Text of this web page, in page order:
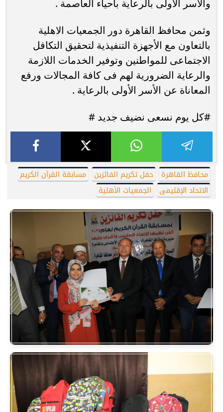
والأسر الأولى بالرعاية بأحياء العاصمة .
وثمن محافظ القاهرة دور الجمعيات الاهلية
بالتعاون مع الأجهزة التنفيذية لتحقيق التكافل
الاجتماعى للمواطنين وتوفير الخدمات اللازمة
والرعاية الضرورية لهم فى كافة المجالات ورفع
المعاناة عن الأسر الأولى بالرعاية .
#كل يوم نسعى نضيف جديد #
محافظ القاهرة حفل تكريم الفائزين
مسابقة القرآن الكريم
الاتحاد الإقليمى
الجمعيات الأهلية